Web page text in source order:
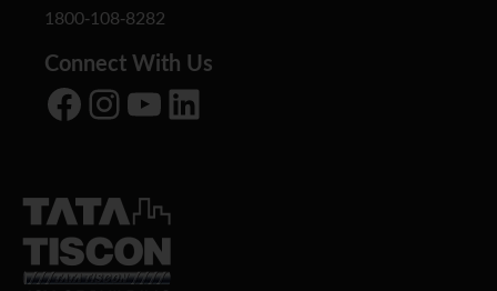
1800-108-8282
Connect With Us
Facebook Instagram YouTube LinkedIn